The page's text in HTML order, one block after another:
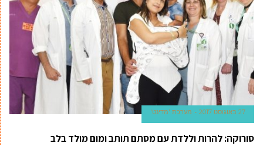
27 באוגוסט 2017 מערכת 'מדינט'
סורוקה: להרות וללדת עם מסתם תותב ומום מולד בלב